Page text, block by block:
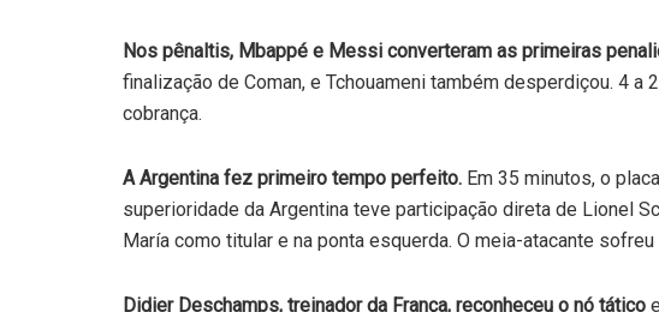
Nos pênaltis, Mbappé e Messi converteram as primeiras
finalização de Coman, e Tchouameni também desperdiçou. 4 a
cobrança.
A Argentina fez primeiro tempo perfeito. Em 35 minutos, o
superioridade da Argentina teve participação direta de Lionel
María como titular e na ponta esquerda. O meia-atacante
Didier Deschamps, treinador da França, reconheceu o nó tático